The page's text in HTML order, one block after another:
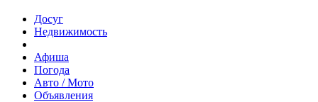
Досуг
Недвижимость
Афиша
Погода
Авто / Мото
Объявления